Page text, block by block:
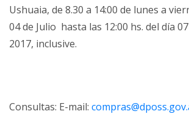
Ushuaia, de 8.30 a 14:00 de lunes a
04 de Julio hasta las 12:00 hs. del día
2017, inclusive.
Consultas: E-mail: